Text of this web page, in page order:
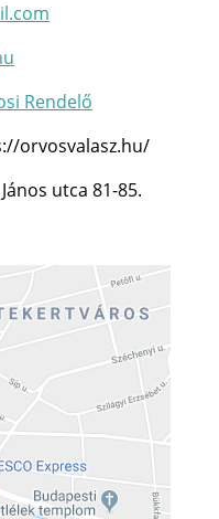
Rendelő
orvosvalasz.hu/
utca 81-85.